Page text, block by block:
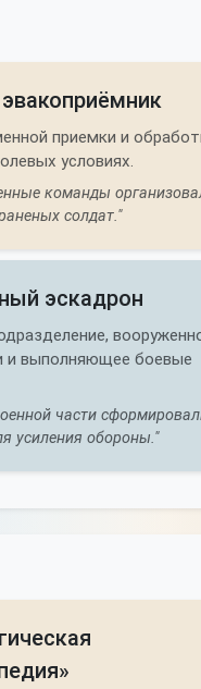
приемки и
условиях.
команды
солдат."
эскадрон
и выполняющее боевые
части
усиления обороны."